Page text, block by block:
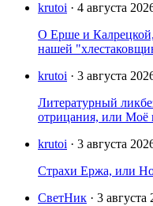
krutoi · 4 августа
О Ерше и Калрецкой,
нашей
krutoi · 3 августа
Литературный
отрицания, или
krutoi · 3 августа
Страхи Ержа, или
СветНик · 3